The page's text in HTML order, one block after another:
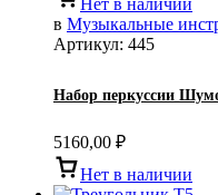
в Музыкальные
Артикул: 445
Набор перкуссии
5160,00 ₽
Нет в наличии